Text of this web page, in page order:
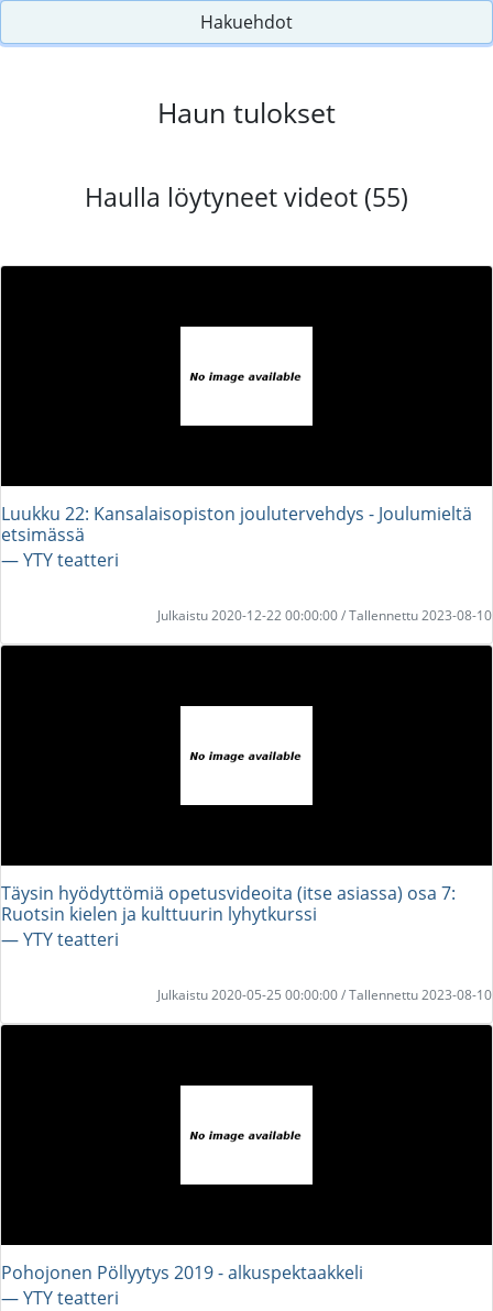
Hakuehdot
Haun tulokset
Haulla löytyneet videot (55)
Luukku 22: Kansalaisopiston joulutervehdys - Joulumieltä
etsimässä
― YTY teatteri
Julkaistu 2020-12-22 00:00:00 / Tallennettu 2023-08-10
Täysin hyödyttömiä opetusvideoita (itse asiassa) osa 7:
Ruotsin kielen ja kulttuurin lyhytkurssi
― YTY teatteri
Julkaistu 2020-05-25 00:00:00 / Tallennettu 2023-08-10
Pohojonen Pöllyytys 2019 - alkuspektaakkeli
― YTY teatteri